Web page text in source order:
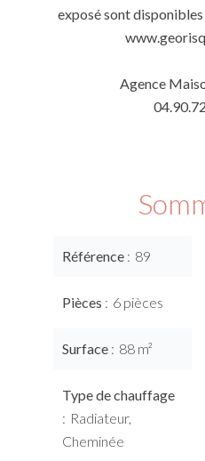
exposé sont
Agence
Référence 89
Pièces 6 pièces
Surface 88 m²
Type de chauffage
Radiateur,
Cheminée